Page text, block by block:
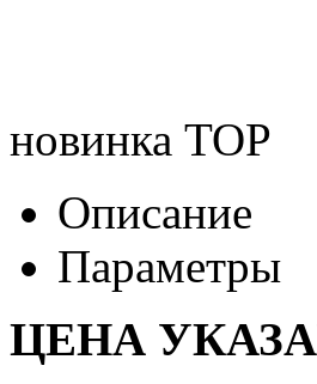
новинка TOP
Описание
Параметры
ЦЕНА